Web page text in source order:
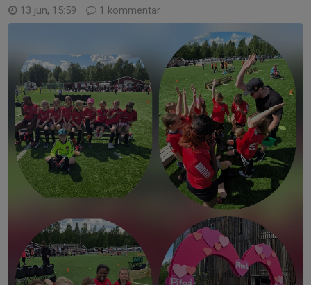
13 jun, 15:59 1 kommentar